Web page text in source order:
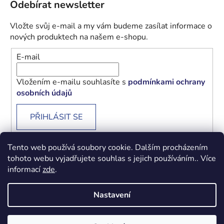
Tento web používá soubory cookie. Dalším procházením
tohoto webu vyjadřujete souhlas s jejich používáním.. Více
informacízde.
Nastavení
Odebírat newsletter
Vložte svůj e-mail a my vám budeme zasílat informace o
nových produktech na našem e-shopu.
E-mail
Vložením e-mailu souhlasíte s podmínkami ochrany
osobních údajů
PŘIHLÁSIT SE
Obchodní podmínky Podmínky ochrany osobních údajů
Vytvořil Shoptet